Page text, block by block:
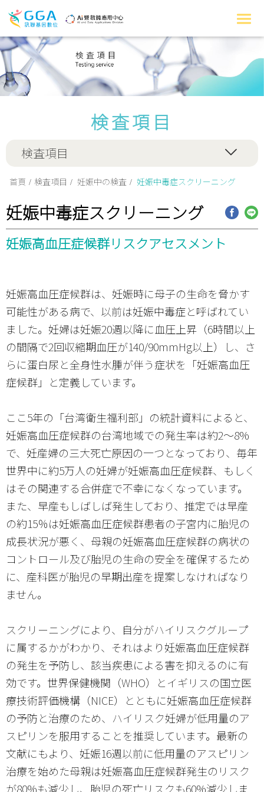
検査項目
検査項目
首頁 検査項目 妊娠中の検査 妊娠中毒症スクリーニング
妊娠中毒症スクリーニング
妊娠高血圧症候群リスクアセスメント
妊娠高血圧症候群は、妊娠時に母子の生命を脅かす
可能性がある病で、以前は妊娠中毒症と呼ばれてい
ました。妊婦は妊娠20週以降に血圧上昇（6時間以上
の間隔で2回収縮期血圧が140/90mmHg以上）し、さ
らに蛋白尿と全身性水腫が伴う症状を「妊娠高血圧
症候群」と定義しています。
ここ5年の「台湾衛生福利部」の統計資料によると、
妊娠高血圧症候群の台湾地域での発生率は約2～8%
で、妊産婦の三大死亡原因の一つとなっており、毎年
世界中に約5万人の妊婦が妊娠高血圧症候群、もしく
はその関連する合併症で不幸になくなっています。
また、早産もしばしば発生しており、推定では早産
の約15％は妊娠高血圧症候群患者の子宮内に胎児の
成長状況が悪く、母親の妊娠高血圧症候群の病状の
コントロール及び胎児の生命の安全を確保するため
に、産科医が胎児の早期出産を提案しなければなり
ません。
スクリーニングにより、自分がハイリスクグループ
に属するかがわかり、それはより妊娠高血圧症候群
の発生を予防し、該当疾患による害を抑えるのに有
効です。世界保健機関（WHO）とイギリスの国立医
療技術評価機構（NICE）とともに妊娠高血圧症候群
の予防と治療のため、ハイリスク妊婦が低用量のア
スピリンを服用することを推奨しています。最新の
文献にもより、妊娠16週以前に低用量のアスピリン
治療を始めた母親は妊娠高血圧症候群発生のリスク
が80%も減少し、胎児の死亡リスクも60%減少しま